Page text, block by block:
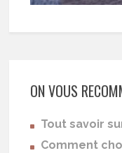
ON VOUS
Tout savoir
Comment